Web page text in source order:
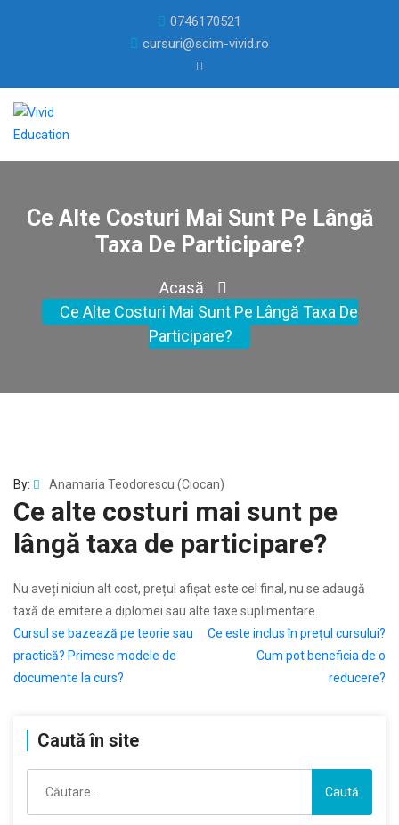
0746170521
cursuri@scim-vivid.ro
Ce Alte Costuri Mai Sunt Pe Lângă
Taxa De Participare?
Acasă
Ce Alte Costuri Mai Sunt Pe Lângă Taxa De
Participare?
By: Anamaria Teodorescu (Ciocan)
Ce alte costuri mai sunt pe
lângă taxa de participare?
Nu aveți niciun alt cost, prețul afișat este cel final, nu se adaugă
taxă de emitere a diplomei sau alte taxe suplimentare.
Navigare
în
Cursul se bazează pe teorie sau
practică? Primesc modele de
documente la curs?
Ce este inclus în prețul cursului?
Cum pot beneficia de o
reducere?
Caută în site
după: